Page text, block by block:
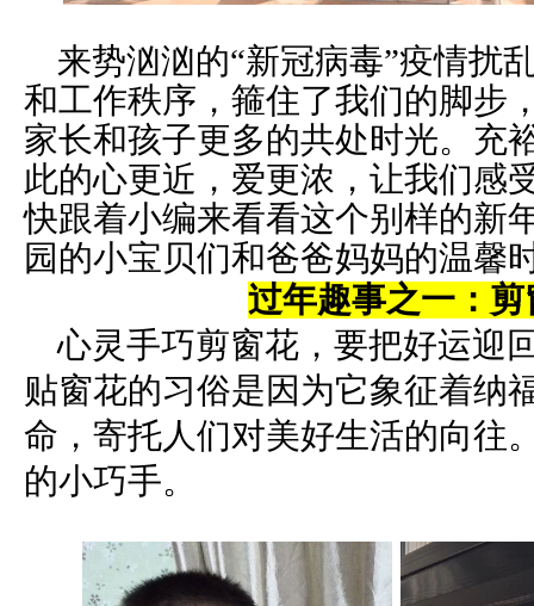
来势汹汹的“新冠病毒”疫情扰
和工作秩序，箍住了我们的脚步
家长和孩子更多的共处时光。充
此的心更近，爱更浓，让我们感
快跟着小编来看看这个别样的新
园的小宝贝们和爸爸妈妈的温馨
过年趣事之一：剪
心灵手巧剪窗花，要把好运迎
贴窗花的习俗是因为它象征着纳
命，寄托人们对美好生活的向往
的小巧手。